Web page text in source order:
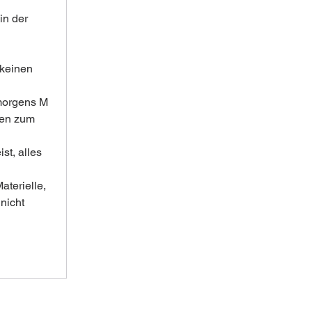
der
M
zum
alles